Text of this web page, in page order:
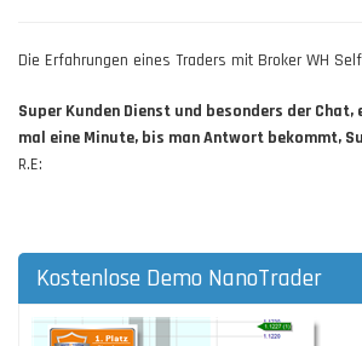
Die Erfahrungen eines Traders mit Broker WH
Super Kunden Dienst und besonders der
mal eine Minute, bis man Antwort bekommt,
R.E:
Kostenlose Demo NanoTrader